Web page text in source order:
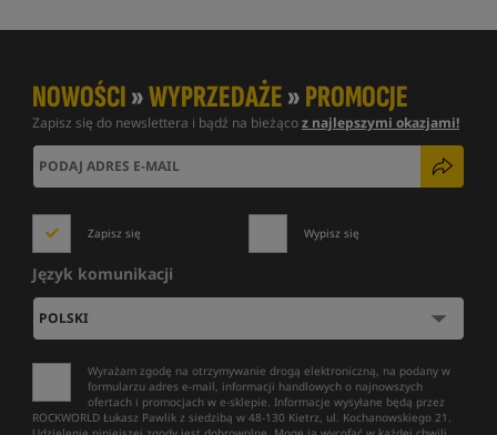
NOWOŚCI»WYPRZEDAŻE»PROMOCJE
Zapisz się do newslettera i bądź na bieżącoz najlepszymi okazjami!
Zapisz się Wypisz się
Język komunikacji
Wyrażam zgodę na otrzymywanie drogą elektroniczną, na podany w
formularzu adres e-mail, informacji handlowych o najnowszych
ofertach i promocjach w e-sklepie. Informacje wysyłane będą przez
ROCKWORLD Łukasz Pawlik z siedzibą w 48-130 Kietrz, ul. Kochanowskiego 21.